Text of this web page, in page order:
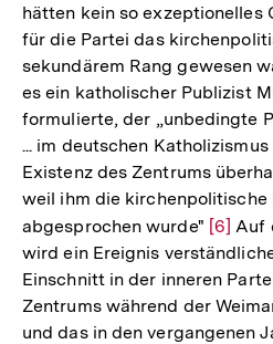
hätten kein so exzeptionelles
für die Partei das
sekundärem Rang gewesen
es ein katholischer Publizist
formulierte, der „unbedingte
... im deutschen
Existenz des Zentrums
weil ihm die kirchenpolitische
abgesprochen wurde" Zur
der
[6] Auf
wird ein Ereignis
Einschnitt in der inneren
Zentrums während der
und das in den vergangenen